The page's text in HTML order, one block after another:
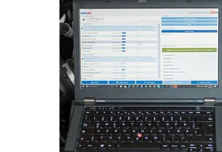
Lenkradwinkel-Sensor
Lenksäuleneinheit
Leuchtweitenregulierung
Motorsteuerung (EMS)
Motorsteuerung 2 (EMS)
Radio
Reifendruckkontrolle (RDK)
Schiebedach
Schlüssellose
Servolenkung
Sitzheizung